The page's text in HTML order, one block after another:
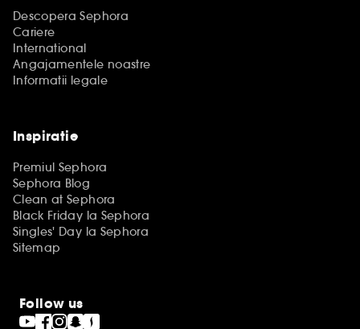
Descopera Sephora
Cariere
International
Angajamentele noastre
Informatii legale
Inspiratie
Premiul Sephora
Sephora Blog
Clean at Sephora
Black Friday la Sephora
Singles' Day la Sephora
Sitemap
Follow us